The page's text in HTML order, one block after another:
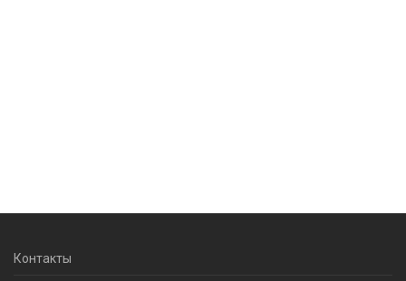
Контакты